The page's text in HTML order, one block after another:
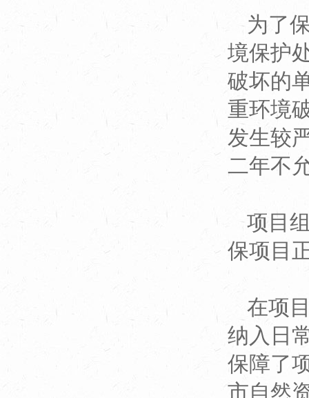
为了
境保护
破坏的
重环境
发生较
二年不
项目
保项目
在项
纳入日
保障了
市自然